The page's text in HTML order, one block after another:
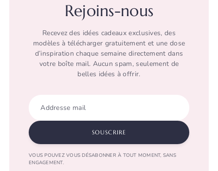
Rejoins-nous
Recevez des idées cadeaux exclusives, des
modèles à télécharger gratuitement et une dose
d’inspiration chaque semaine directement dans
votre boîte mail. Aucun spam, seulement de
belles idées à offrir.
Addresse mail
SOUSCRIRE
VOUS POUVEZ VOUS DÉSABONNER À TOUT MOMENT, SANS
ENGAGEMENT.